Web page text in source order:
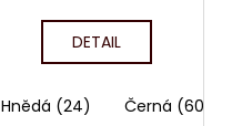
DETAIL
Hnědá (24) Černá (60)